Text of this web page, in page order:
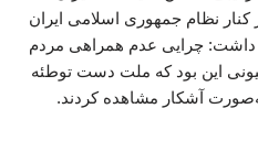
کنار نظام جمهوری اسلامی ایران
داشت: چرایی عدم همراهی مردم
این بود که ملت دست توطئه
آشکار مشاهده کردند.